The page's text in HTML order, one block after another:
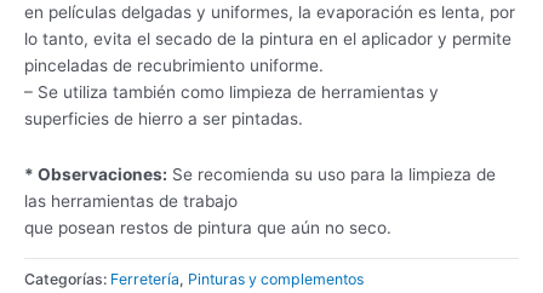
en películas delgadas y uniformes, la evaporación es lenta, por
lo tanto, evita el secado de la pintura en el aplicador y permite
pinceladas de recubrimiento uniforme.
– Se utiliza también como limpieza de herramientas y
superficies de hierro a ser pintadas.
* Observaciones: Se recomienda su uso para la limpieza de
las herramientas de trabajo
que posean restos de pintura que aún no seco.
Categorías: Ferretería, Pinturas y complementos